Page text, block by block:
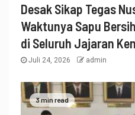
Desak Sikap Tegas
Waktunya Sapu
di Seluruh Jajaran
Juli 24, 2026 admin
3 min read